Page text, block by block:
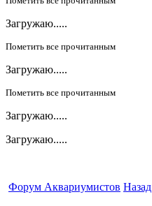
Загружаю.....
Пометить все прочитанным
Загружаю.....
Пометить все прочитанным
Загружаю.....
Загружаю.....
Форум Аквариумистов Назад